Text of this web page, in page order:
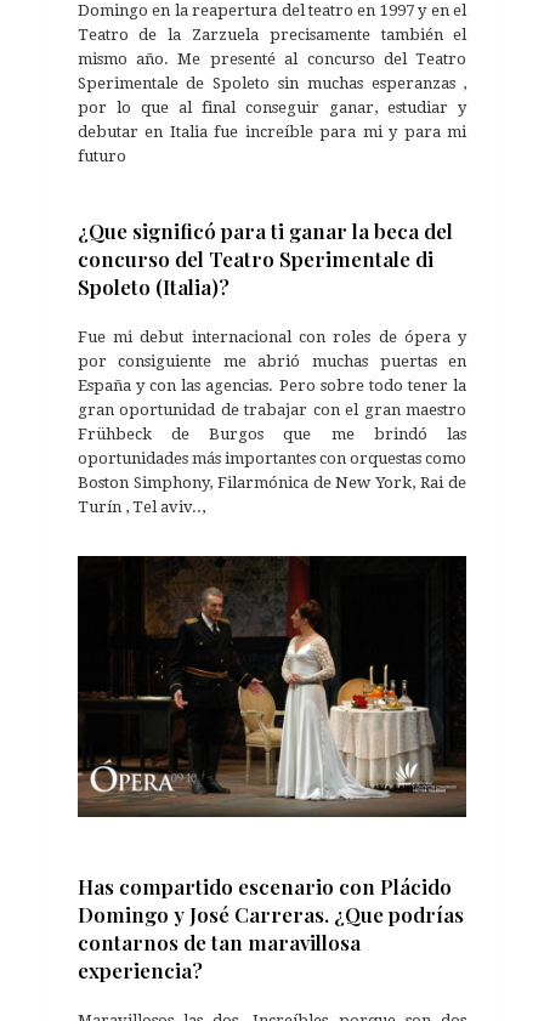
Domingo en la reapertura del teatro en 1997 y en el
Teatro de la Zarzuela precisamente también el
mismo año. Me presenté al concurso del Teatro
Sperimentale de Spoleto sin muchas esperanzas ,
por lo que al final conseguir ganar, estudiar y
debutar en Italia fue increíble para mi y para mi
futuro
¿Que significó para ti ganar la beca del
concurso del Teatro Sperimentale di
Spoleto (Italia)?
Fue mi debut internacional con roles de ópera y
por consiguiente me abrió muchas puertas en
España y con las agencias. Pero sobre todo tener la
gran oportunidad de trabajar con el gran maestro
Frühbeck de Burgos que me brindó las
oportunidades más importantes con orquestas como
Boston Simphony, Filarmónica de New York, Rai de
Turín , Tel aviv..,
Has compartido escenario con Plácido
Domingo y José Carreras. ¿Que podrías
contarnos de tan maravillosa
experiencia?